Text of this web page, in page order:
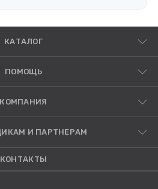
КАТАЛОГ
ПОМОЩЬ
КОМПАНИЯ
И ПАРТНЕРАМ
КОНТАКТЫ